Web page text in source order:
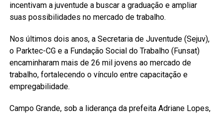
incentivam a juventude a buscar a graduação e ampliar
suas possibilidades no mercado de trabalho.
Nos últimos dois anos, a Secretaria de Juventude (Sejuv),
o Parktec-CG e a Fundação Social do Trabalho (Funsat)
encaminharam mais de 26 mil jovens ao mercado de
trabalho, fortalecendo o vínculo entre capacitação e
empregabilidade.
Campo Grande, sob a liderança da prefeita Adriane Lopes,